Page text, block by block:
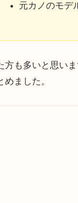
元カノのモデ
方も多いと思い
ました。